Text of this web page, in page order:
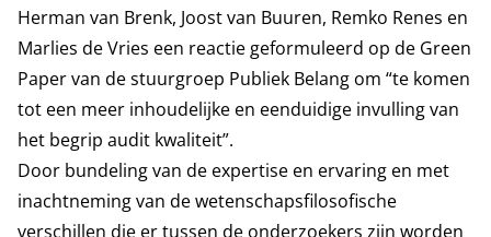
Herman van Brenk, Joost van Buuren, Remko Renes en
Marlies de Vries een reactie geformuleerd op de Green
Paper van de stuurgroep Publiek Belang om “te komen
tot een meer inhoudelijke en eenduidige invulling van
het begrip audit kwaliteit”.
Door bundeling van de expertise en ervaring en met
inachtneming van de wetenschapsfilosofische
verschillen die er tussen de onderzoekers zijn worden